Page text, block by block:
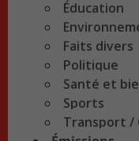
Éducation
Faits divers
Politique
Santé et
Sports
Transport /